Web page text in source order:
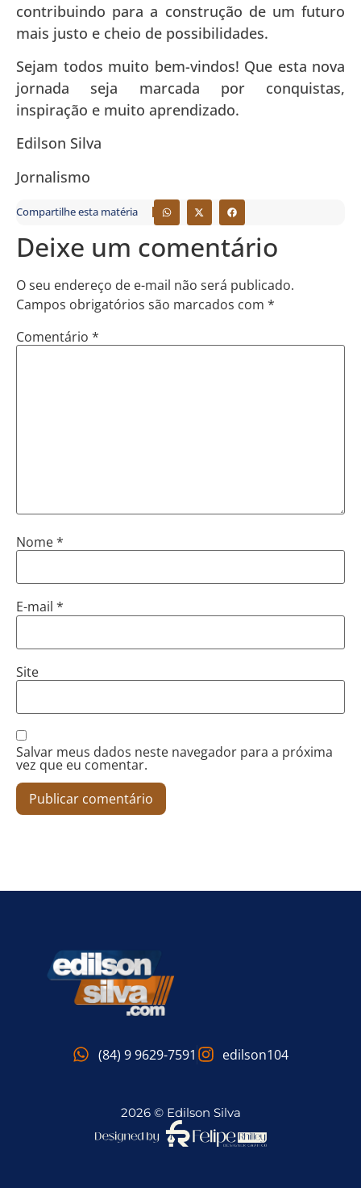
contribuindo para a construção de um futuro
mais justo e cheio de possibilidades.
Sejam todos muito bem-vindos! Que esta nova
jornada seja marcada por conquistas,
inspiração e muito aprendizado.
Edilson Silva
Jornalismo
Compartilhe esta matéria
Deixe um comentário
O seu endereço de e-mail não será publicado.
Campos obrigatórios são marcados com *
Comentário *
Nome*
E-mail *
Site
Salvar meus dados neste navegador para a próxima
vez que eu comentar.
(84) 9 9629-7591 edilson104
2026 © Edilson Silva